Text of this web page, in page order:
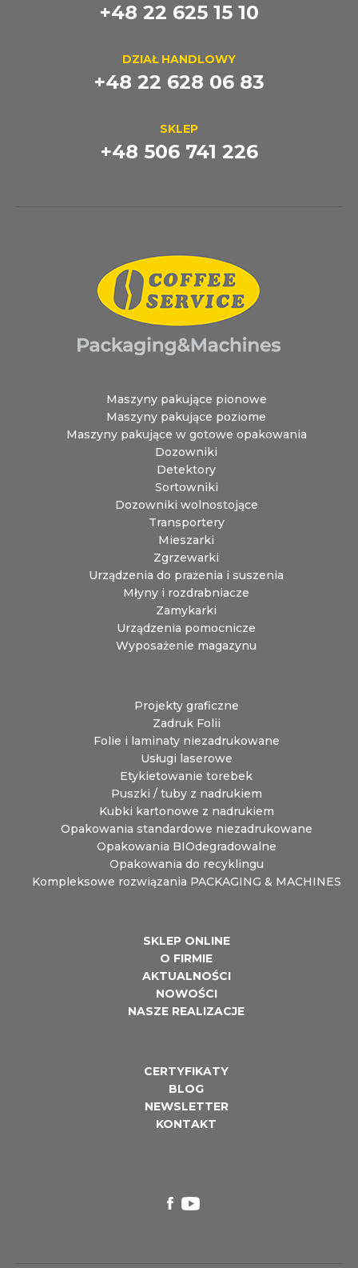
+48 22 625 15 10
DZIAŁ HANDLOWY
+48 22 628 06 83
SKLEP
+48 506 741 226
Maszyny pakujące pionowe
Maszyny pakujące poziome
Maszyny pakujące w gotowe opakowania
Dozowniki
Detektory
Sortowniki
Dozowniki wolnostojące
Transportery
Mieszarki
Zgrzewarki
Urządzenia do prażenia i suszenia
Młyny i rozdrabniacze
Zamykarki
Urządzenia pomocnicze
Wyposażenie magazynu
Projekty graficzne
Zadruk Folii
Folie i laminaty niezadrukowane
Usługi laserowe
Etykietowanie torebek
Puszki / tuby z nadrukiem
Kubki kartonowe z nadrukiem
Opakowania standardowe niezadrukowane
Opakowania BIOdegradowalne
Opakowania do recyklingu
Kompleksowe rozwiązania PACKAGING & MACHINES
SKLEP ONLINE
O FIRMIE
AKTUALNOŚCI
NOWOŚCI
NASZE REALIZACJE
CERTYFIKATY
BLOG
NEWSLETTER
KONTAKT